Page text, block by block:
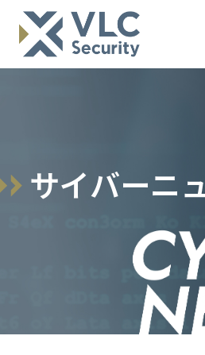
サイバーニ